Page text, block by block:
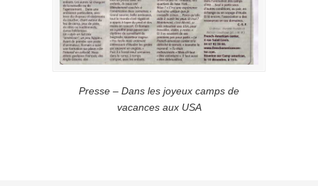
Presse – Dans les joyeux camps de
vacances aux USA